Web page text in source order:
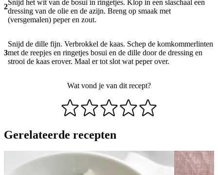
2
Snijd het wit van de bosui in ringetjes. Klop in een slaschaal een
dressing van de olie en de azijn. Breng op smaak met
(versgemalen) peper en zout.
3
Snijd de dille fijn. Verbrokkel de kaas. Schep de komkommerlinten
met de reepjes en ringetjes bosui en de dille door de dressing en
strooi de kaas erover. Maal er tot slot wat peper over.
Wat vond je van dit recept?
Gerelateerde recepten